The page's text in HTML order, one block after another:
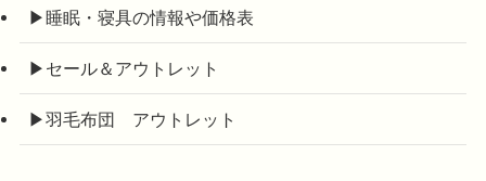
▶睡眠・寝具の情報や価格表
▶セール＆アウトレット
▶羽毛布団 アウトレット